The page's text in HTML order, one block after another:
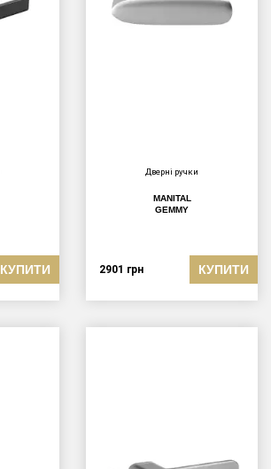
КУПИТИ
Дверні ручки
MANITAL
GEMMY
2901 грн КУПИТИ